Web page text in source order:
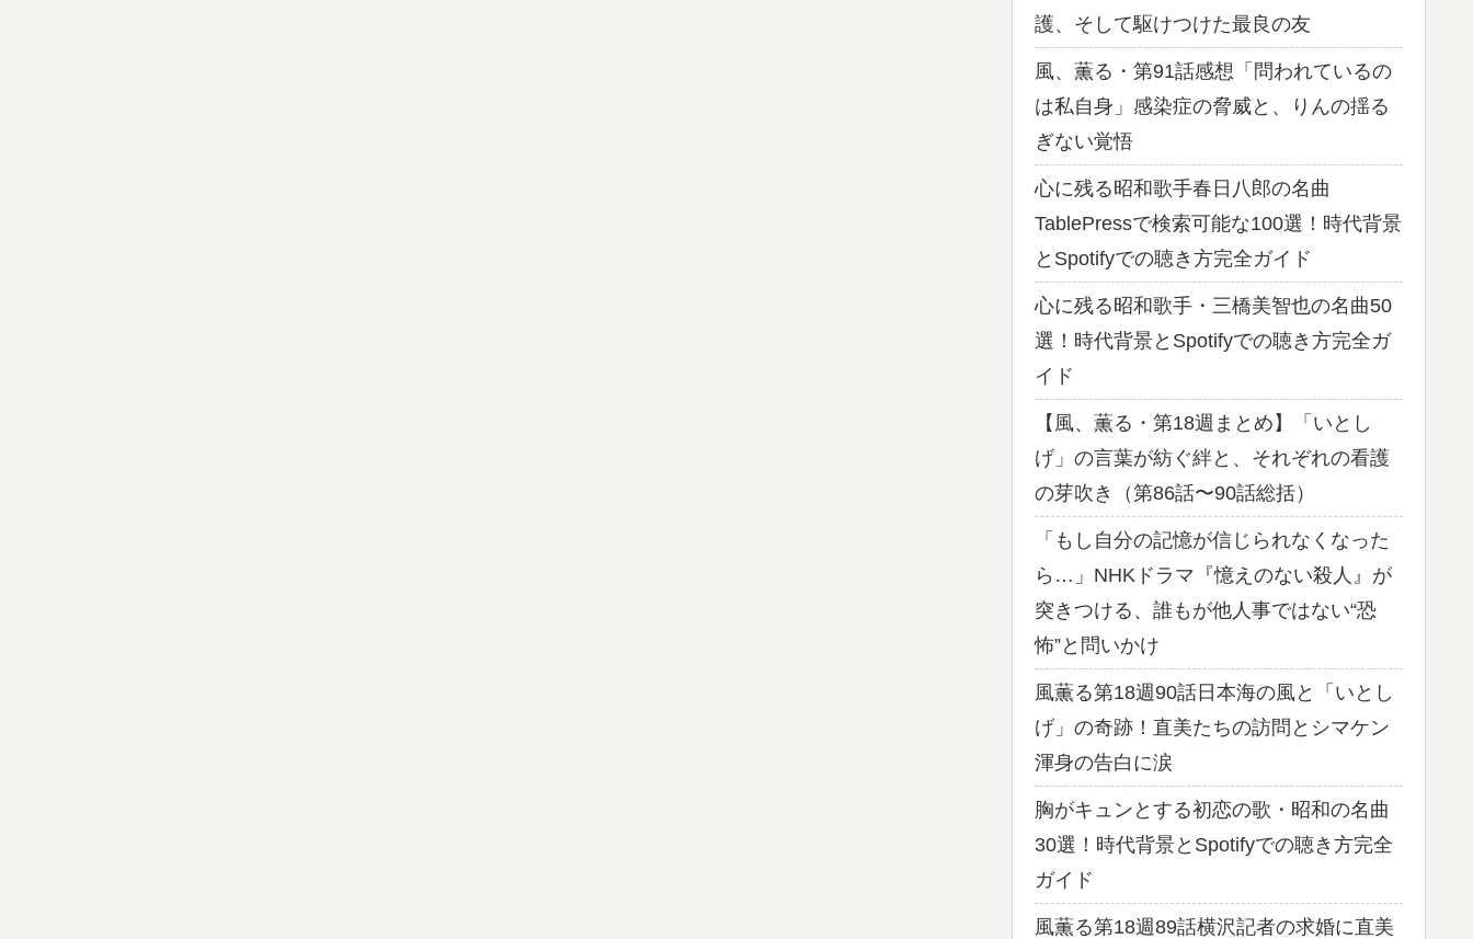
護、そして駆けつけた最良の友
風、薫る・第91話感想「問われているの
は私自身」感染症の脅威と、りんの揺る
ぎない覚悟
心に残る昭和歌手春日八郎の名曲
TablePressで検索可能な100選！時代背景
とSpotifyでの聴き方完全ガイド
心に残る昭和歌手・三橋美智也の名曲50
選！時代背景とSpotifyでの聴き方完全ガ
イド
【風、薫る・第18週まとめ】「いとし
げ」の言葉が紡ぐ絆と、それぞれの看護
の芽吹き（第86話〜90話総括）
「もし自分の記憶が信じられなくなった
ら…」NHKドラマ『憶えのない殺人』が
突きつける、誰もが他人事ではない“恐
怖”と問いかけ
風薫る第18週90話日本海の風と「いとし
げ」の奇跡！直美たちの訪問とシマケン
渾身の告白に涙
胸がキュンとする初恋の歌・昭和の名曲
30選！時代背景とSpotifyでの聴き方完全
ガイド
風薫る第18週89話横沢記者の求婚に直美